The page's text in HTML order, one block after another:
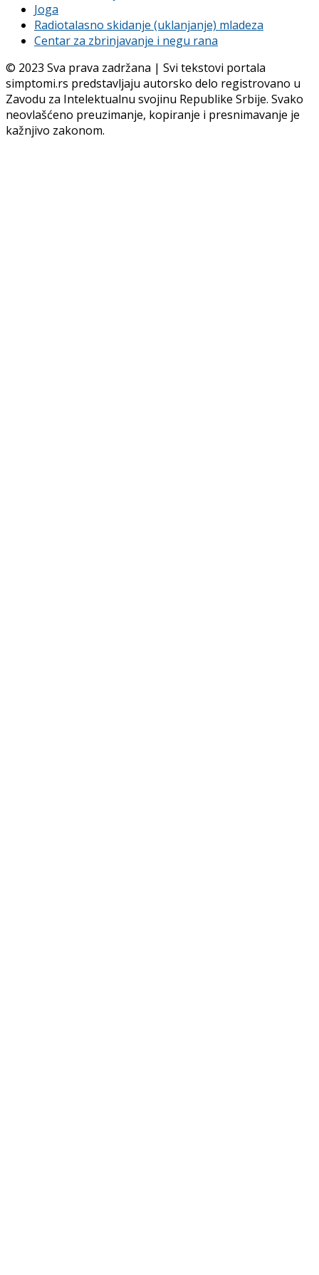
Joga
Radiotalasno skidanje (uklanjanje) mladeza
Centar za zbrinjavanje i negu rana
© 2023 Sva prava zadržana | Svi tekstovi portala
simptomi.rs predstavljaju autorsko delo registrovano u
Zavodu za Intelektualnu svojinu Republike Srbije. Svako
neovlašćeno preuzimanje, kopiranje i presnimavanje je
kažnjivo zakonom.